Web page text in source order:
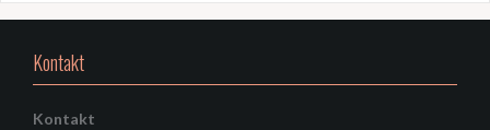
Kontakt
Kontakt